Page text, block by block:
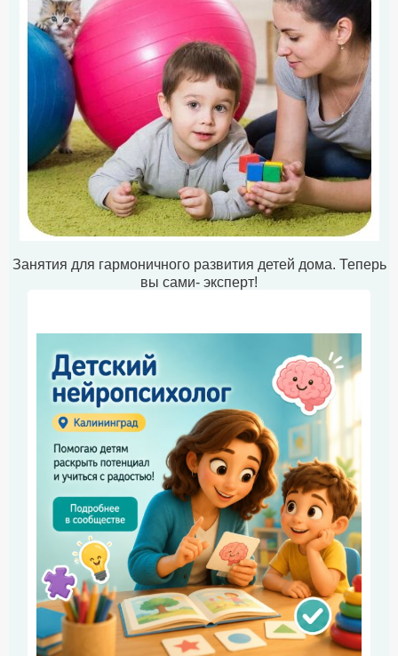
Занятия для гармоничного развития детей дома. Теперь
вы сами- эксперт!